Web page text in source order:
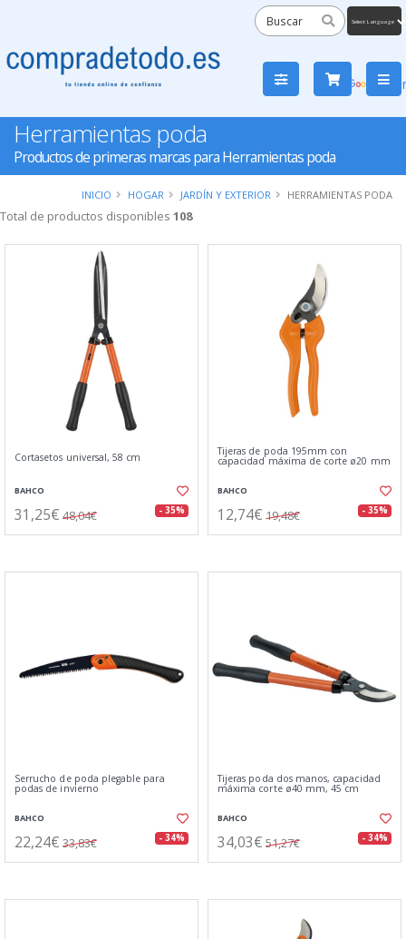
by
Herramientas poda
Productos de primeras marcas para Herramientas poda
INICIO HOGAR JARDÍN Y EXTERIOR HERRAMIENTAS PODA
Total de productos disponibles 108
Cortasetos universal, 58 cm
BAHCO
31,25€ 48,04€ - 35%
Tijeras de poda 195mm con
capacidad máxima de corte ø20 mm
BAHCO
12,74€ 19,48€ - 35%
Serrucho de poda plegable para
podas de invierno
BAHCO
22,24€ 33,83€ - 34%
Tijeras poda dos manos, capacidad
máxima corte ø40 mm, 45 cm
BAHCO
34,03€ 51,27€ - 34%